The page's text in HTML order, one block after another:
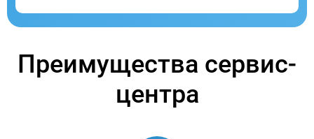
Преимущества сервис-
центра